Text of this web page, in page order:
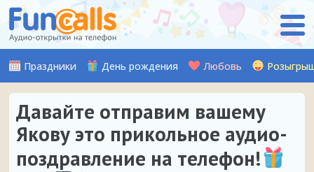
Праздники День рождения Любовь
Давайте отправим вашему
Якову это прикольное аудио-
поздравление на телефон!